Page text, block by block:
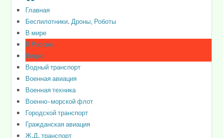
Главная
Беспилотники. Дроны, Роботы
В мире
В России
Видео
Водный транспорт
Военная авиация
Военная техника
Военно-морской флот
Городской транспорт
Гражданская авиация
Ж.Д. транспорт